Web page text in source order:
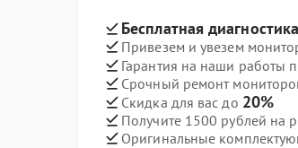
Бесплатная диагностика
Привезем и увезем
Гарантия на наши работы
Срочный ремонт
Скидка для вас до 20%
Получите 1500 рублей на
Оригинальные